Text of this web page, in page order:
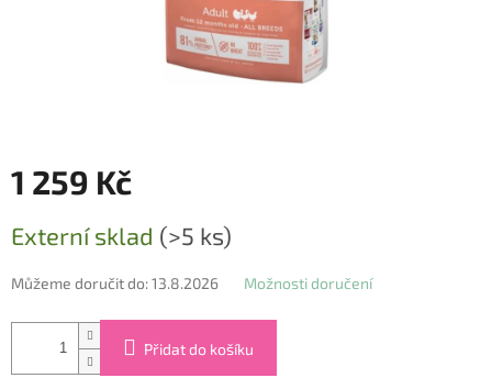
1 259 Kč
cena:
Externí sklad (>5 ks)
Můžeme doručit do:13.8.2026 Možnosti doručení
Přidat do košíku